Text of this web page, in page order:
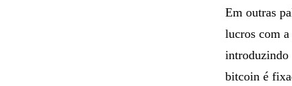
Em outras
lucros com
introduzindo
bitcoin é